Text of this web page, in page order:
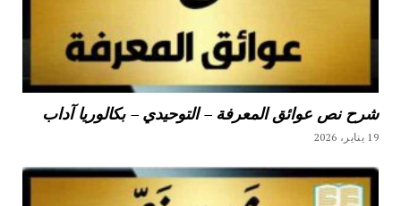
شرح نص عوائق المعرفة – التوحيدي – بكالوريا آداب
19 يناير، 2026